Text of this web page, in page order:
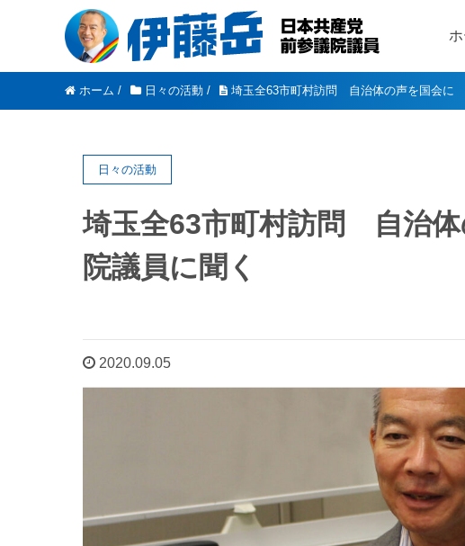
ホーム / 日々の活動 / 埼玉全63市町村訪問 自治体の声を国会に
日々の活動
埼玉全63市町村訪問 自治
院議員に聞く
2020.09.05